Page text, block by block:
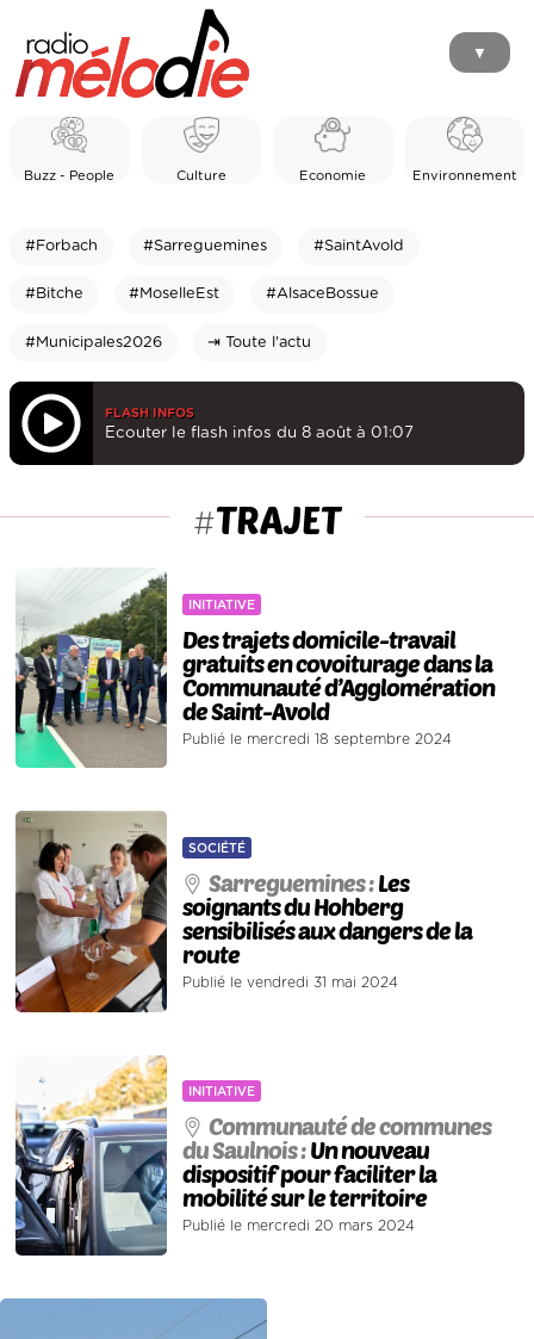
▼
Buzz - People Culture Economie Environnement
#Forbach #Sarreguemines #SaintAvold
#Bitche #MoselleEst #AlsaceBossue
#Municipales2026 ⇥ Toute l'actu
FLASH INFOS
Ecouter le flash infos du 8 août à 01:07
#TRAJET
INITIATIVE
Des trajets domicile-travail
gratuits en covoiturage dans la
Communauté d’Agglomération
de Saint-Avold
Publié le mercredi 18 septembre 2024
SOCIÉTÉ
Sarreguemines :Les
soignants du Hohberg
sensibilisés aux dangers de la
route
Publié le vendredi 31 mai 2024
INITIATIVE
Communauté de communes
du Saulnois :Un nouveau
dispositif pour faciliter la
mobilité sur le territoire
Publié le mercredi 20 mars 2024